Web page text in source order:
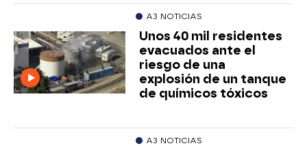
A3 NOTICIAS
Unos 40 mil residentes
evacuados ante el
riesgo de una
explosión de un tanque
de químicos tóxicos
A3 NOTICIAS